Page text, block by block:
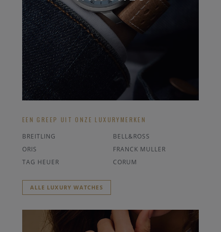
EEN GREEP UIT ONZE LUXURYMERKEN
BREITLING
BELL&ROSS
ORIS
FRANCK MULLER
TAG HEUER
CORUM
ALLE LUXURY WATCHES